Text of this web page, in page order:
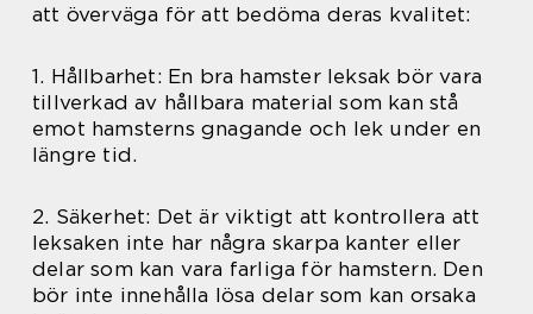
att överväga för att bedöma deras kvalitet:
1. Hållbarhet: En bra hamster leksak bör vara
tillverkad av hållbara material som kan stå
emot hamsterns gnagande och lek under en
längre tid.
2. Säkerhet: Det är viktigt att kontrollera att
leksaken inte har några skarpa kanter eller
delar som kan vara farliga för hamstern. Den
bör inte innehålla lösa delar som kan orsaka